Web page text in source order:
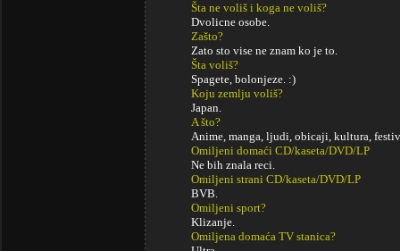
Šta ne voliš i koga ne voliš?
Dvolicne osobe.
Zašto?
Zato sto vise ne znam ko je to.
Šta voliš?
Spagete, bolonjeze. :)
Koju zemlju voliš?
Japan.
A što?
Anime, manga, ljudi, obicaji, kultura,
Omiljeni domaći CD/kaseta/DVD/LP
Ne bih znala reci.
Omiljeni strani CD/kaseta/DVD/LP
BVB.
Omiljeni sport?
Klizanje.
Omiljena domaća TV stanica?